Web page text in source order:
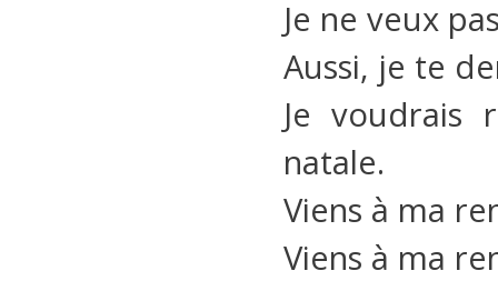
Je ne veux
Aussi, je te
Je
natale.
Viens à ma
Viens à ma